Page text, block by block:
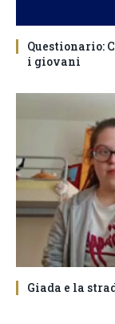
Questionario:
i giovani
Giada e la